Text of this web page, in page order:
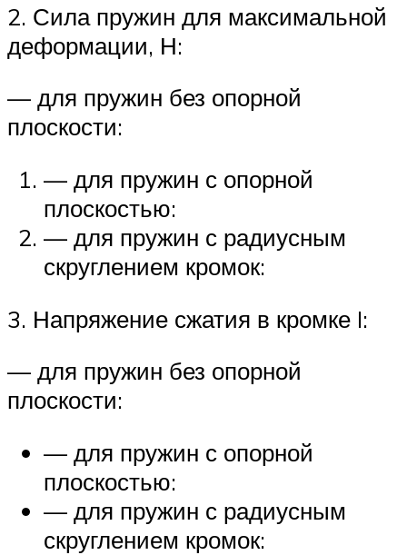
2. Сила пружин для максимальной
деформации, Н:
— для пружин без опорной
плоскости:
— для пружин с опорной
плоскостью:
— для пружин с радиусным
скруглением кромок:
3. Напряжение сжатия в кромке I:
— для пружин без опорной
плоскости:
— для пружин с опорной
плоскостью:
— для пружин с радиусным
скруглением кромок: